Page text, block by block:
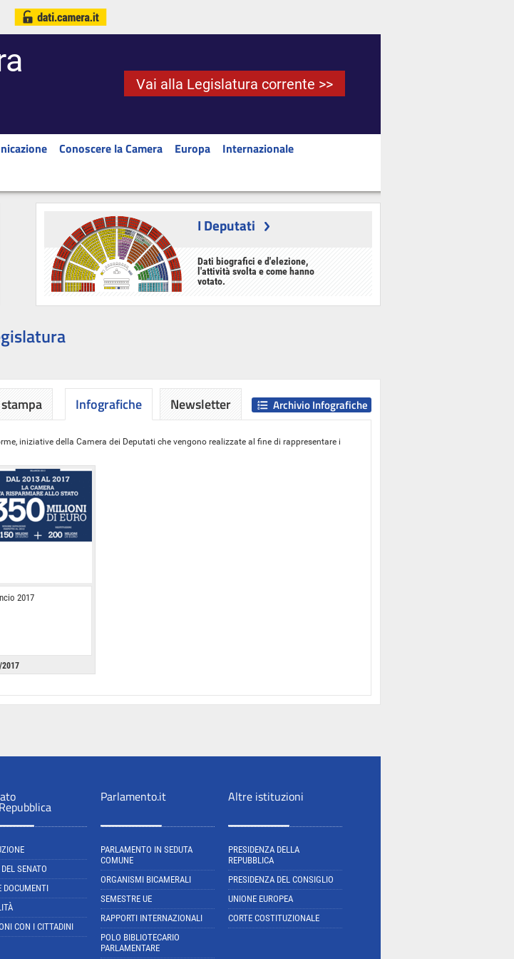
Vai alla Legislatura corrente >>
Conoscere la Camera Europa
Internazionale
I Deputati
Dati biografici e d'elezione,
l'attività svolta e come hanno
votato.
Infografiche
iniziative della Camera dei Deputati che vengono realizzate al fine di rappresentare i
2017
Archivio Infografiche
Newsletter
SENATO
DOCUMENTI
CON I CITTADINI
Parlamento.it
PARLAMENTO IN SEDUTA
COMUNE
ORGANISMI BICAMERALI
SEMESTRE UE
RAPPORTI INTERNAZIONALI
POLO BIBLIOTECARIO
PARLAMENTARE
Altre istituzioni
PRESIDENZA DELLA
REPUBBLICA
PRESIDENZA DEL CONSIGLIO
UNIONE EUROPEA
CORTE COSTITUZIONALE